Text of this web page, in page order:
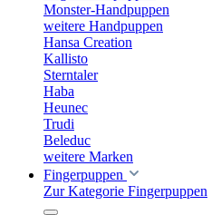
Monster-Handpuppen
weitere Handpuppen
Hansa Creation
Kallisto
Sterntaler
Haba
Heunec
Trudi
Beleduc
weitere Marken
Fingerpuppen
Zur Kategorie Fingerpuppen